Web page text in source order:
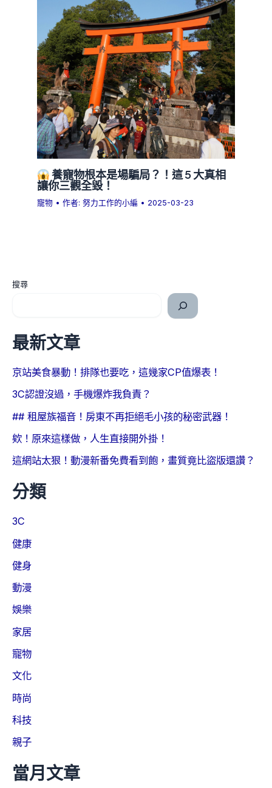
養寵物根本是場騙局？！這 5 大真相
讓你三觀全毀！
寵物 • 作者:努力工作的小編 • 2025-03-23
搜尋
最新文章
京站美食暴動！排隊也要吃，這幾家CP值爆表！
3C認證沒過，手機爆炸我負責？
## 租屋族福音！房東不再拒絕毛小孩的秘密武器！
欸！原來這樣做，人生直接開外掛！
這網站太狠！動漫新番免費看到飽，畫質竟比盜版還讚？
分類
3C
健康
健身
動漫
娛樂
家居
寵物
文化
時尚
科技
親子
當月文章